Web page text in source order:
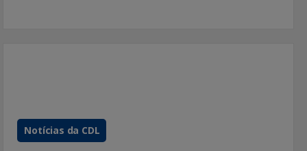
Notícias da CDL